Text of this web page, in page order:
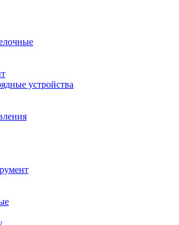
устройства